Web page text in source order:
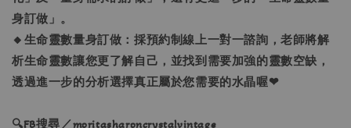
身訂做」。
🔸生命靈數量身訂做：採預約制線上一對一諮詢，老師將解
析生命靈數讓您更了解自己，並找到需要加強的靈數空缺，
透過進一步的分析選擇真正屬於您需要的水晶喔❤
🔍FB搜尋／moritasharoncrystalvintage